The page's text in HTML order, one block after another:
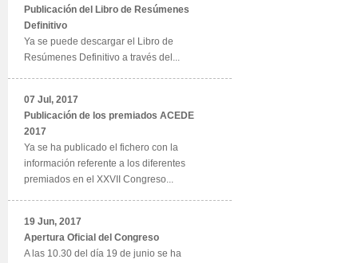
Publicación del Libro de Resúmenes
Definitivo
Ya se puede descargar el Libro de
Resúmenes Definitivo a través del...
07 Jul, 2017
Publicación de los premiados ACEDE
2017
Ya se ha publicado el fichero con la
información referente a los diferentes
premiados en el XXVII Congreso...
19 Jun, 2017
Apertura Oficial del Congreso
A las 10.30 del día 19 de junio se ha